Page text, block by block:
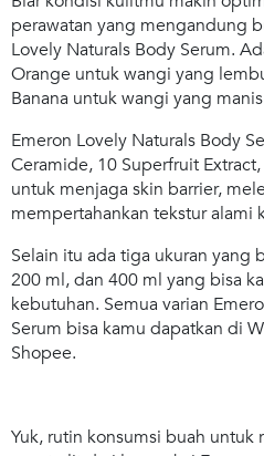
perawatan yang mengandung
Lovely Naturals Body Serum.
Orange untuk wangi yang
Banana untuk wangi yang
Emeron Lovely Naturals Body
Ceramide, 10 Superfruit
untuk menjaga skin barrier,
mempertahankan tekstur
Selain itu ada tiga ukuran yang
200 ml, dan 400 ml yang bisa
kebutuhan. Semua varian
Serum bisa kamu dapatkan di
Shopee.
Yuk, rutin konsumsi buah untuk